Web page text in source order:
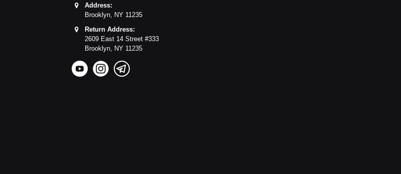
Address:
Brooklyn, NY 11235
Return Address:
2609 East 14 Street #333
Brooklyn, NY 11235